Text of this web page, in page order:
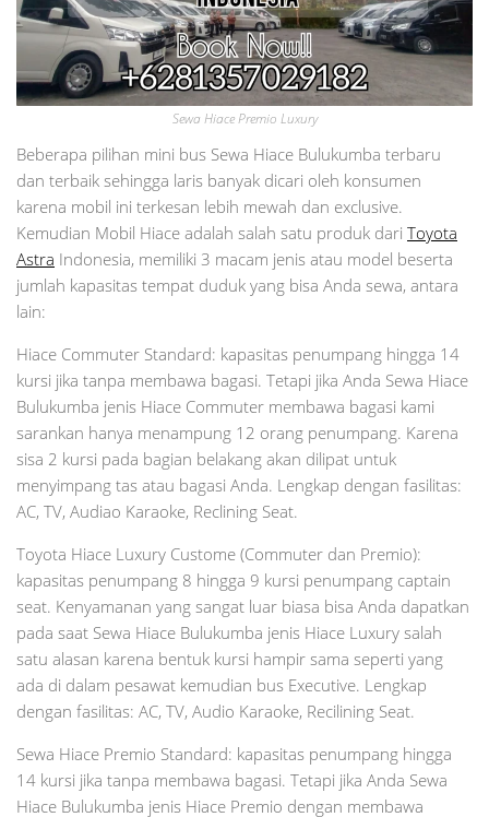
Sewa Hiace Premio Luxury
Beberapa pilihan mini bus Sewa Hiace Bulukumba terbaru
dan terbaik sehingga laris banyak dicari oleh konsumen
karena mobil ini terkesan lebih mewah dan exclusive.
Kemudian Mobil Hiace adalah salah satu produk dari Toyota
Astra Indonesia, memiliki 3 macam jenis atau model beserta
jumlah kapasitas tempat duduk yang bisa Anda sewa, antara
lain:
Hiace Commuter Standard: kapasitas penumpang hingga 14
kursi jika tanpa membawa bagasi. Tetapi jika Anda Sewa Hiace
Bulukumba jenis Hiace Commuter membawa bagasi kami
sarankan hanya menampung 12 orang penumpang. Karena
sisa 2 kursi pada bagian belakang akan dilipat untuk
menyimpang tas atau bagasi Anda. Lengkap dengan fasilitas:
AC, TV, Audiao Karaoke, Reclining Seat.
Toyota Hiace Luxury Custome (Commuter dan Premio):
kapasitas penumpang 8 hingga 9 kursi penumpang captain
seat. Kenyamanan yang sangat luar biasa bisa Anda dapatkan
pada saat Sewa Hiace Bulukumba jenis Hiace Luxury salah
satu alasan karena bentuk kursi hampir sama seperti yang
ada di dalam pesawat kemudian bus Executive. Lengkap
dengan fasilitas: AC, TV, Audio Karaoke, Recilining Seat.
Sewa Hiace Premio Standard: kapasitas penumpang hingga
14 kursi jika tanpa membawa bagasi. Tetapi jika Anda Sewa
Hiace Bulukumba jenis Hiace Premio dengan membawa